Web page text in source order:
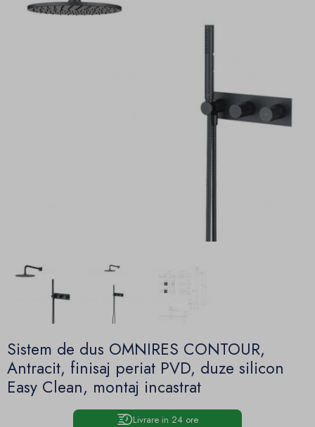
Sistem de dus OMNIRES CONTOUR,
Antracit, finisaj periat PVD, duze silicon
Easy Clean, montaj incastrat
Livrare in 24 ore